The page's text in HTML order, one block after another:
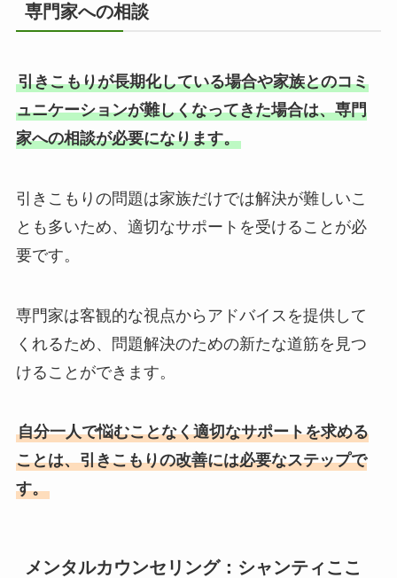
専門家への相談
引きこもりが長期化している場合や家族とのコミ
ュニケーションが難しくなってきた場合は、専門
家への相談が必要になります。
引きこもりの問題は家族だけでは解決が難しいこ
とも多いため、適切なサポートを受けることが必
要です。
専門家は客観的な視点からアドバイスを提供して
くれるため、問題解決のための新たな道筋を見つ
けることができます。
自分一人で悩むことなく適切なサポートを求める
ことは、引きこもりの改善には必要なステップで
す。
メンタルカウンセリング：シャンティここ